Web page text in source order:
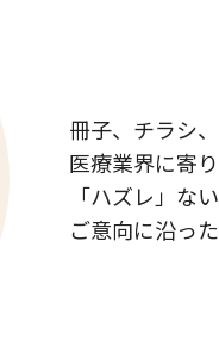
冊子、チラシ
医療業界に寄
「ハズレ」な
ご意向に沿っ